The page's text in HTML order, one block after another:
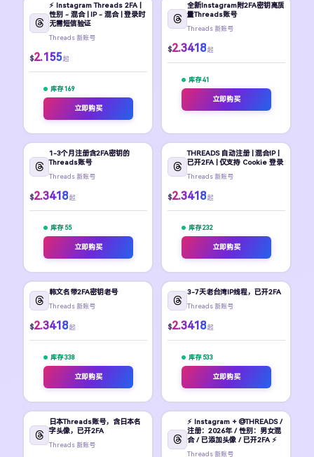
⚡️ Instagram Threads 2FA |
性别 - 混合 | IP - 混合 | 登录时
无需短信验证
Threads 新账号
$2.155 起
库存 169
立即购买
全新Instagram附2FA密钥高质
量Threads账号
Threads 新账号
$2.3418 起
库存 41
立即购买
1-3个月注册含2FA密钥的
Threads账号
Threads 新账号
$2.3418 起
库存 55
立即购买
THREADS 自动注册 | 混合IP |
已开2FA | 仅支持 Cookie 登录
Threads 新账号
$2.3418 起
库存 232
立即购买
韩文名带2FA密钥老号
Threads 新账号
$2.3418 起
库存 338
立即购买
3-7天老台湾IP线程，已开2FA
Threads 新账号
$2.3418 起
库存 533
立即购买
日本Threads账号，含日本名
字头像，已开2FA
Threads 新账号
⚡ Instagram + @THREADS /
注册：2026年 / 性别：男女混
合 / 已添加头像 / 已开2FA ⚡
Threads 新账号